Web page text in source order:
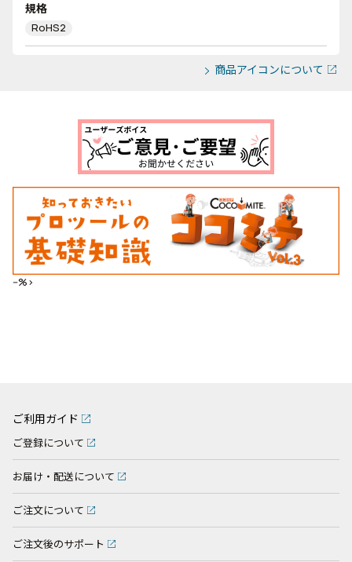
規格
RoHS2
商品アイコンについて
--%>
ご利用ガイド
ご登録について
お届け・配送について
ご注文について
ご注文後のサポート